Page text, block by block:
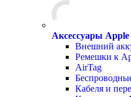
Аксессуары Apple
Внешний
Ремешки к
AirTag
Кабеля и